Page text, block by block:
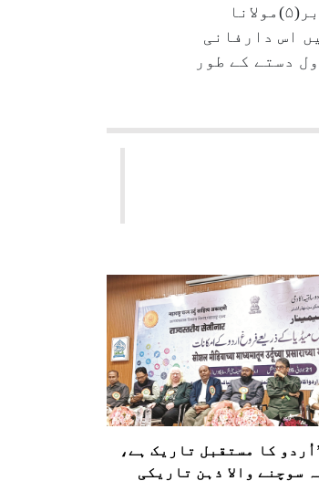
(۱) مولانا عبدالحمید ازہری (۲) صوفی غلام رسول قادری (۳) مولانا عبدالباری قاسمی (۴) محمد حنیف صابر(۵)مولانا
میں اس دارفانی
ہراول دستے کے طور
کا مستقبل تاریک ہے،
سوچنے والا ذہن تاریکی